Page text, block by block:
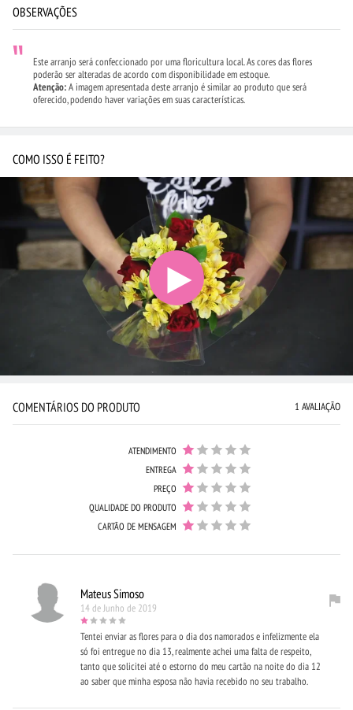
OBSERVAÇÕES
Este arranjo será confeccionado por uma floricultura local. As cores das flores
poderão ser alteradas de acordo com disponibilidade em estoque.
Atenção:A imagem apresentada deste arranjo é similar ao produto que será
oferecido, podendo haver variações em suas características.
COMO ISSO É FEITO?
COMENTÁRIOS DO PRODUTO 1 AVALIAÇÃO
ATENDIMENTO
ENTREGA
PREÇO
QUALIDADE DO PRODUTO
CARTÃO DE MENSAGEM
Mateus Simoso
14 de Junho de 2019
Tentei enviar as flores para o dia dos namorados e infelizmente ela
só foi entregue no dia 13, realmente achei uma falta de respeito,
tanto que solicitei até o estorno do meu cartão na noite do dia 12
ao saber que minha esposa não havia recebido no seu trabalho.